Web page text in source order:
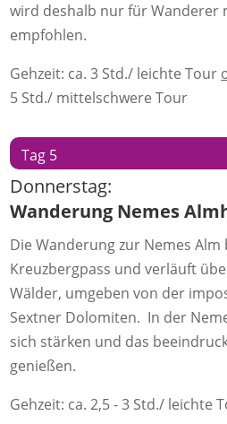
wird deshalb nur für Wanderer
empfohlen.
Gehzeit: ca. 3 Std./ leichte Tour
5 Std./ mittelschwere Tour
Tag 5
Donnerstag:
Wanderung Nemes
Die Wanderung zur Nemes Alm
Kreuzbergpass und verläuft
Wälder, umgeben von der
Sextner Dolomiten. In der
sich stärken und das
genießen.
Gehzeit: ca. 2,5 - 3 Std./ leichte